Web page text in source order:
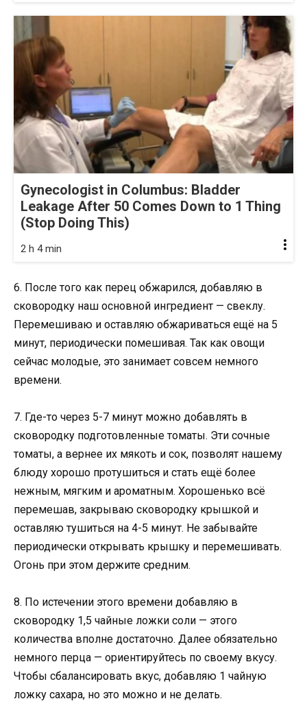
Gynecologist in Columbus: Bladder
Leakage After 50 Comes Down to 1 Thing
(Stop Doing This)
2 h 4 min
6. После того как перец обжарился, добавляю в
сковородку наш основной ингредиент — свеклу.
Перемешиваю и оставляю обжариваться ещё на 5
минут, периодически помешивая. Так как овощи
сейчас молодые, это занимает совсем немного
времени.
7. Где-то через 5-7 минут можно добавлять в
сковородку подготовленные томаты. Эти сочные
томаты, а вернее их мякоть и сок, позволят нашему
блюду хорошо протушиться и стать ещё более
нежным, мягким и ароматным. Хорошенько всё
перемешав, закрываю сковородку крышкой и
оставляю тушиться на 4-5 минут. Не забывайте
периодически открывать крышку и перемешивать.
Огонь при этом держите средним.
8. По истечении этого времени добавляю в
сковородку 1,5 чайные ложки соли — этого
количества вполне достаточно. Далее обязательно
немного перца — ориентируйтесь по своему вкусу.
Чтобы сбалансировать вкус, добавляю 1 чайную
ложку сахара, но это можно и не делать.